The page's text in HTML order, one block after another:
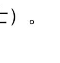
。